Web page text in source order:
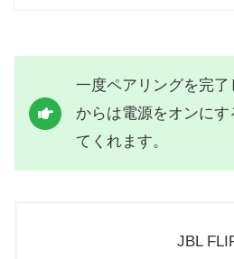
一度ペアリングを完了
からは電源をオンに
てくれます。
JBL